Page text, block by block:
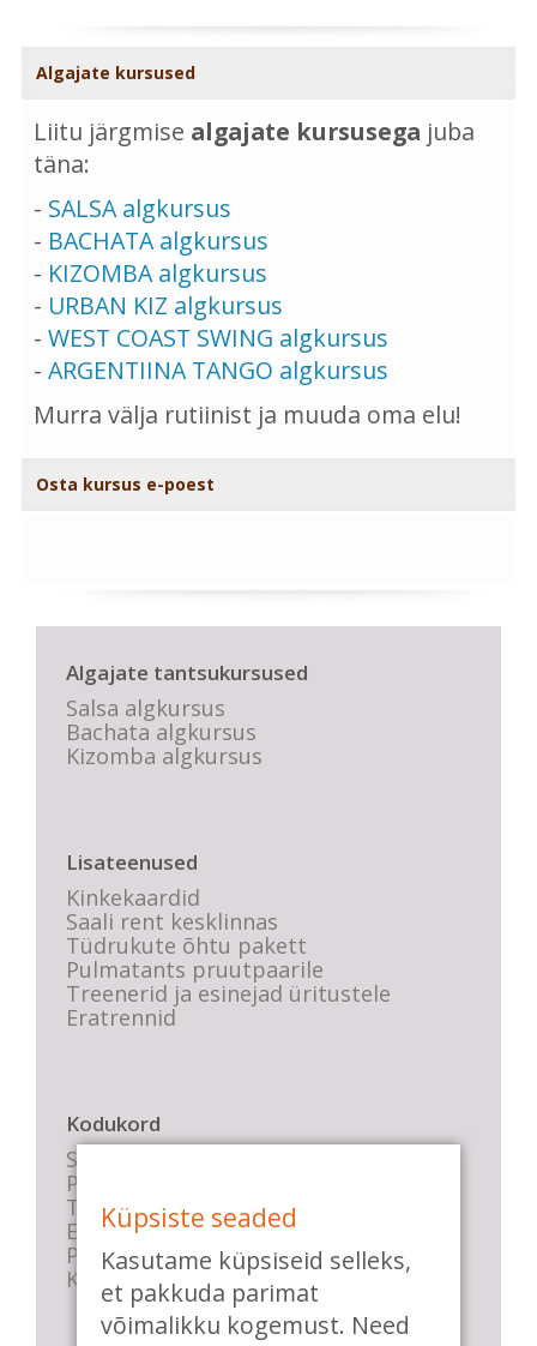
Algajate kursused
Liitu järgmise algajate kursusega juba
täna:
- SALSA algkursus
- BACHATA algkursus
- KIZOMBA algkursus
- URBAN KIZ algkursus
- WEST COAST SWING algkursus
- ARGENTIINA TANGO algkursus
Murra välja rutiinist ja muuda oma elu!
Osta kursus e-poest
Algajate tantsukursused
Salsa algkursus
Bachata algkursus
Kizomba algkursus
Lisateenused
Kinkekaardid
Saali rent kesklinnas
Tüdrukute õhtu pakett
Pulmatants pruutpaarile
Treenerid ja esinejad üritustele
Eratrennid
Kodukord
Stuudio sisekord
Privaatsustingimused
Tasemete kirjeldused
E-poe tingimused
Parkimise info
KKK
Küpsiste seaded
Kasutame küpsiseid selleks,
et pakkuda parimat
võimalikku kogemust. Need